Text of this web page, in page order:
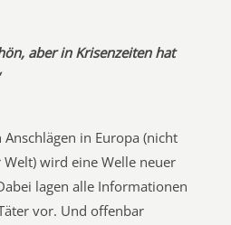
aber in Krisenzeiten hat
in Europa (nicht
wird eine Welle neuer
lagen alle Informationen
vor. Und offenbar